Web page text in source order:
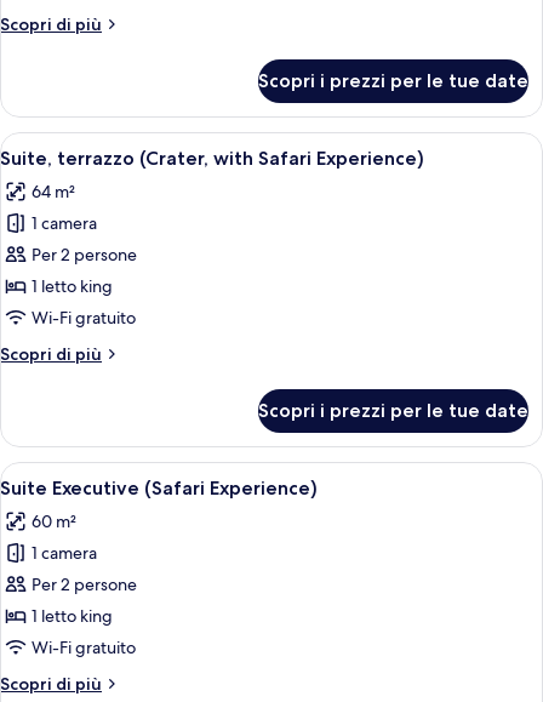
-Scopri di più
Altri
Junior
(Enkaji
-
Experience)
Scopri i prezzi per le tue date
Apri
tutte
le
foto
per
Suite,
terrazzo
with
Due giraffe in un ambiente naturale
6
Suite, terrazzo (Crater, with Safari Experience)
64 m²
1 camera
Per 2 persone
1 letto king
Wi-Fi gratuito
Scopri di più
Altri
terrazzo
(Crater,
with
Experience)
Scopri i prezzi per le tue date
Apri
tutte
le
foto
per
Suite
Executive
Una camera d'hotel con un letto
5
Suite Executive (Safari Experience)
60 m²
1 camera
Per 2 persone
1 letto king
Wi-Fi gratuito
Scopri di più
Altri